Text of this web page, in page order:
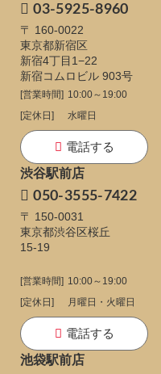
03-5925-8960
〒 160-0022
東京都新宿区
新宿4丁目1−22
新宿コムロビル 903号
[営業時間] 10:00～19:00
[定休日]
水曜日
電話する
渋谷駅前店
050-3555-7422
〒 150-0031
東京都渋谷区桜丘
15-19
[営業時間] 10:00～19:00
[定休日]
月曜日・火曜日
電話する
池袋駅前店